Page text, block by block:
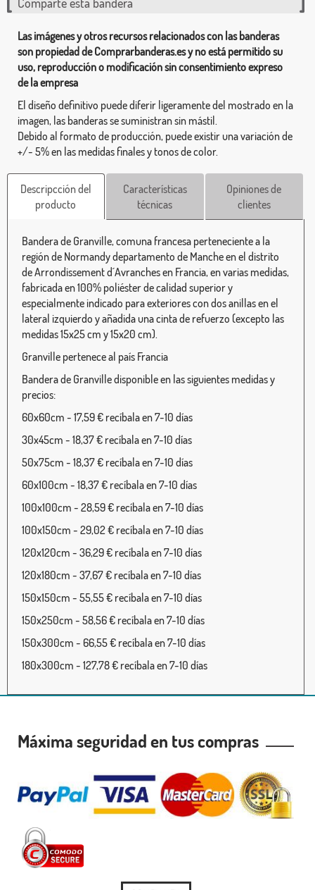
Las imágenes y otros recursos relacionados con las banderas
son propiedad de Comprarbanderas.es y no está permitido su
uso, reproducción o modificación sin consentimiento expreso
de la empresa
El diseño definitivo puede diferir ligeramente del mostrado en la
imagen, las banderas se suministran sin mástil.
Debido al formato de producción, puede existir una variación de
+/- 5% en las medidas finales y tonos de color.
Descripcción del
producto
Características
técnicas
Opiniones de
clientes
Bandera de Granville, comuna francesa perteneciente a la
región de Normandy departamento de Manche en el distrito
de Arrondissement d´Avranches en Francia, en varias medidas,
fabricada en 100% poliéster de calidad superior y
especialmente indicado para exteriores con dos anillas en el
lateral izquierdo y añadida una cinta de refuerzo (excepto las
medidas 15x25 cm y 15x20 cm).
Granville pertenece al país Francia
Bandera de Granville disponible en las siguientes medidas y
precios:
60x60cm - 17,59 € recíbala en 7-10 días
30x45cm - 18,37 € recíbala en 7-10 días
50x75cm - 18,37 € recíbala en 7-10 días
60x100cm - 18,37 € recíbala en 7-10 días
100x100cm - 28,59 € recíbala en 7-10 días
100x150cm - 29,02 € recíbala en 7-10 días
120x120cm - 36,29 € recíbala en 7-10 días
120x180cm - 37,67 € recíbala en 7-10 días
150x150cm - 55,55 € recíbala en 7-10 días
150x250cm - 58,56 € recíbala en 7-10 días
150x300cm - 66,55 € recíbala en 7-10 días
180x300cm - 127,78 € recíbala en 7-10 días
Máxima seguridad en tus compras